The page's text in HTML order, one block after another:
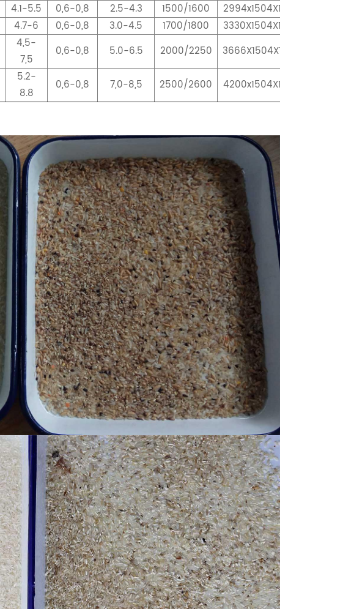
4.1-5.5 0,6-0,8 2.5-4.3 1500/1600
2994x1504X1760
4.7-6 0,6-0,8 3.0-4.5 1700/1800
3330X1504X1760
4,5-
7,5
0,6-0,8 5.0-6.5 2000/2250 3666X1504X1760
5.2-
8.8
0,6-0,8 7,0-8,5 2500/2600 4200x1504X1760